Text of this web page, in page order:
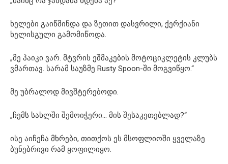
ხელები გაიწმინდა და ზეთით დასვრილი, ქერქიანი
ხელისგული გამომიწოდა.
„მე პაიკი ვარ. მტვრის ეშმაკების მოტოციკლეტის კლუბს
ვმართავ. სარამ საუზმე Rusty Spoon-ში მოგვიწყო.“
მე უბრალოდ მივშტერებოდი.
„ჩემს სახლში შემოიჭერი… მის შესაკეთებლად?“
ისე აიჩეჩა მხრები, თითქოს ეს მსოფლიოში ყველაზე
ბუნებრივი რამ ყოფილიყო.